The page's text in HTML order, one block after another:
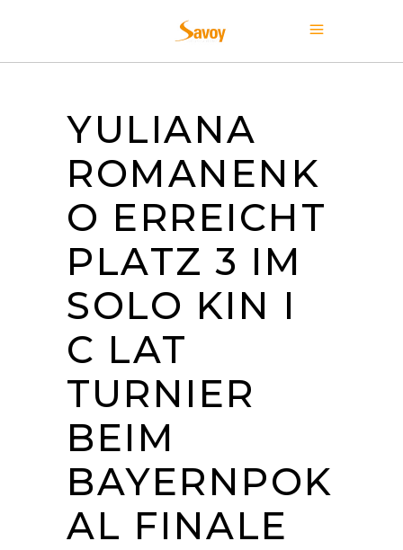
YULIANA
ROMANENK
O ERREICHT
PLATZ 3 IM
SOLO KIN I
C LAT
TURNIER
BEIM
BAYERNPOK
AL FINALE